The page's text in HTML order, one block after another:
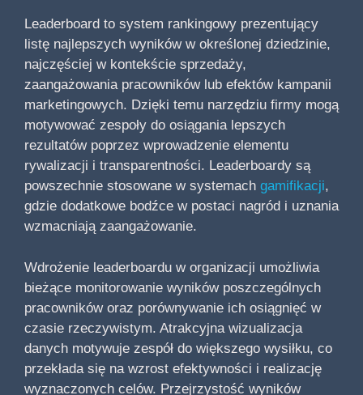
Leaderboard to system rankingowy prezentujący
listę najlepszych wyników w określonej dziedzinie,
najczęściej w kontekście sprzedaży,
zaangażowania pracowników lub efektów kampanii
marketingowych. Dzięki temu narzędziu firmy mogą
motywować zespoły do osiągania lepszych
rezultatów poprzez wprowadzenie elementu
rywalizacji i transparentności. Leaderboardy są
powszechnie stosowane w systemach gamifikacji,
gdzie dodatkowe bodźce w postaci nagród i uznania
wzmacniają zaangażowanie.
Wdrożenie leaderboardu w organizacji umożliwia
bieżące monitorowanie wyników poszczególnych
pracowników oraz porównywanie ich osiągnięć w
czasie rzeczywistym. Atrakcyjna wizualizacja
danych motywuje zespół do większego wysiłku, co
przekłada się na wzrost efektywności i realizację
wyznaczonych celów. Przejrzystość wyników